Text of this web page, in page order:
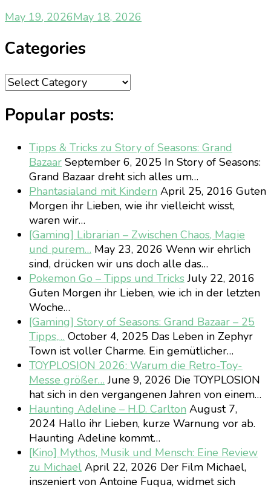
May 19, 2026May 18, 2026
Categories
Categories
Popular posts:
Tipps & Tricks zu Story of Seasons: Grand
Bazaar September 6, 2025 In Story of Seasons:
Grand Bazaar dreht sich alles um…
Phantasialand mit Kindern April 25, 2016 Guten
Morgen ihr Lieben, wie ihr vielleicht wisst,
waren wir…
[Gaming] Librarian – Zwischen Chaos, Magie
und purem… May 23, 2026 Wenn wir ehrlich
sind, drücken wir uns doch alle das…
Pokemon Go – Tipps und TricksJuly 22, 2016
Guten Morgen ihr Lieben, wie ich in der letzten
Woche…
[Gaming] Story of Seasons: Grand Bazaar – 25
Tipps,… October 4, 2025 Das Leben in Zephyr
Town ist voller Charme. Ein gemütlicher…
TOYPLOSION 2026: Warum die Retro-Toy-
Messe größer… June 9, 2026 Die TOYPLOSION
hat sich in den vergangenen Jahren von einem…
Haunting Adeline – H.D. Carlton August 7,
2024 Hallo ihr Lieben, kurze Warnung vor ab.
Haunting Adeline kommt…
[Kino] Mythos, Musik und Mensch: Eine Review
zu Michael April 22, 2026 Der Film Michael,
inszeniert von Antoine Fuqua, widmet sich